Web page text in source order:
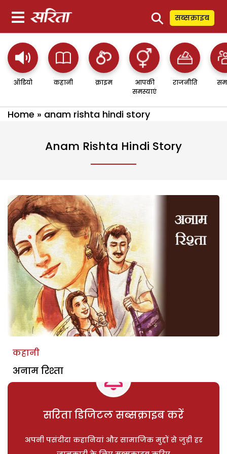
⚲ सब्सक्राइब
ऑडियो कहानी क्राइम
आपकी
समस्याएं
राजनीति
Home » anam rishta hindi story
Anam Rishta Hindi Story
कहानी
अनाम रिश्ता
सरिता डिजिटल सब्सक्राइब करें
अपनी पसंदीदा कहानियां और सामाजिक मुद्दों से जुड़ी हर